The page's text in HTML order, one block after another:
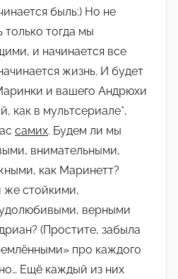
быль:) Но не
только тогда мы
и начинается все
жизнь. И будет
и вашего Андрюхи
как в мультсериале*,
самих. Будем ли мы
внимательными,
как Маринетт?
же стойкими,
верными
(Простите, забыла
про каждого
Ещё каждый из них